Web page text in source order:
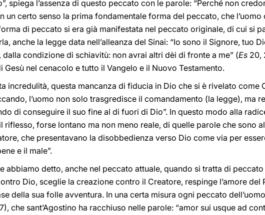
spiega l’assenza di questo peccato con le parole: “Perché non
un certo senso la prima fondamentale forma del peccato, che
di peccato si era già manifestata nel peccato originale, di cui si
anche la legge data nell’alleanza del Sinai: “Io sono il Signore, tuo
dalla condizione di schiavitù: non avrai altri dèi di fronte a me” (Es 20,
Gesù nel cenacolo e tutto il Vangelo e il Nuovo Testamento.
incredulità, questa mancanza di fiducia in Dio che si è rivelato come
l’uomo non solo trasgredisce il comandamento (la legge), ma
di conseguire il suo fine al di fuori di Dio”. In questo modo alla
riflesso, forse lontano ma non meno reale, di quelle parole che sono
che presentavano la disobbedienza verso Dio come via per
e il male”.
abbiamo detto, anche nel peccato attuale, quando si tratta di
Dio, sceglie la creazione contro il Creatore, respinge l’amore
della sua folle avventura. In una certa misura ogni peccato
che sant’Agostino ha racchiuso nelle parole: “amor sui usque ad